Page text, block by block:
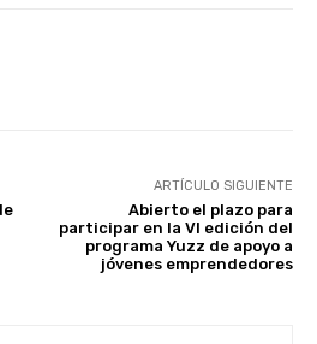
ARTÍCULO SIGUIENTE
Abierto el plazo para
participar en la VI edición del
programa Yuzz de apoyo a
jóvenes emprendedores